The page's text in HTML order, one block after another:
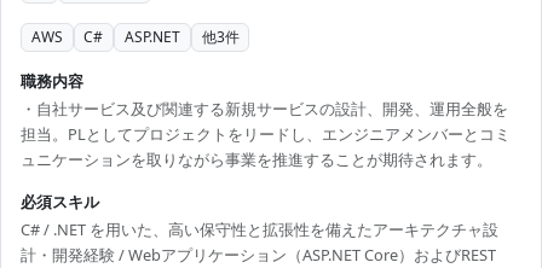
AWS C# ASP.NET 他3件
職務内容
・自社サービス及び関連する新規サービスの設計、開発、運用全般を
担当。PLとしてプロジェクトをリードし、エンジニアメンバーとコミ
ュニケーションを取りながら事業を推進することが期待されます。
必須スキル
C# / .NET を用いた、高い保守性と拡張性を備えたアーキテクチャ設
計・開発経験 / Webアプリケーション（ASP.NET Core）およびREST